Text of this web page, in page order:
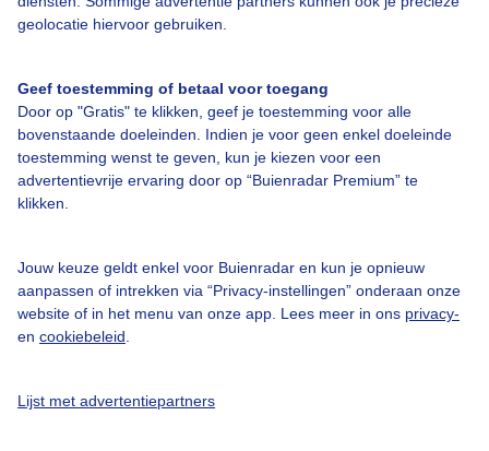
geolocatie hiervoor gebruiken.
Geef toestemming of betaal voor toegang
Door op "Gratis" te klikken, geef je toestemming voor alle
bovenstaande doeleinden. Indien je voor geen enkel doeleinde
toestemming wenst te geven, kun je kiezen voor een
advertentievrije ervaring door op “Buienradar Premium” te
klikken.
Jouw keuze geldt enkel voor Buienradar en kun je opnieuw
aanpassen of intrekken via “Privacy-instellingen” onderaan onze
website of in het menu van onze app. Lees meer in ons privacy-
en cookiebeleid
Lijst met advertentiepartners
Contact
Toegankelijkheid
Gebruikersvoorwaarden
Buienradar Team
Privacy beleid
Cookie beleid
Gratis weerdata